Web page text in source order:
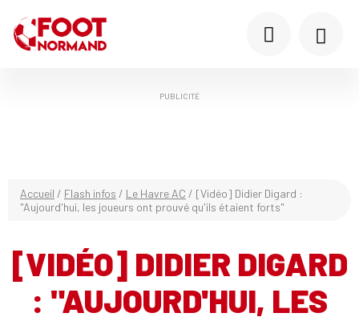
PUBLICITÉ
Accueil / Flash infos / Le Havre AC / [Vidéo] Didier Digard :
"Aujourd'hui, les joueurs ont prouvé qu'ils étaient forts"
[VIDÉO] DIDIER DIGARD
: "AUJOURD'HUI, LES